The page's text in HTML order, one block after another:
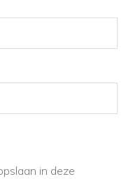
in deze